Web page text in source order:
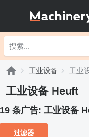
工业设备 工业
工业设备 Heuft
19 条广告: 工业设备
过滤器